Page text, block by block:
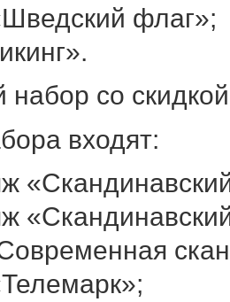
флаг»;
набор со
входят: